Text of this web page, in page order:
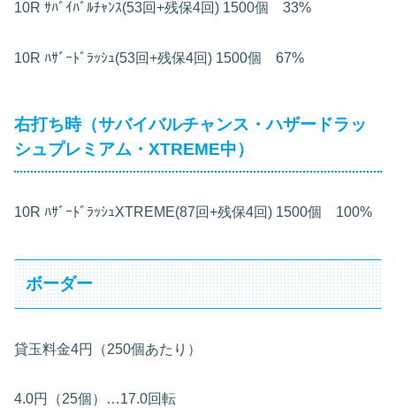
10R ｻﾊﾞｲﾊﾞﾙﾁｬﾝｽ(53回+残保4回) 1500個 33%
10R ﾊｻﾞｰﾄﾞﾗｯｼｭ(53回+残保4回) 1500個 67%
右打ち時（サバイバルチャンス・ハザードラッ
シュプレミアム・XTREME中）
10R ﾊｻﾞｰﾄﾞﾗｯｼｭXTREME(87回+残保4回) 1500個 100%
ボーダー
貸玉料金4円（250個あたり）
4.0円（25個）…17.0回転